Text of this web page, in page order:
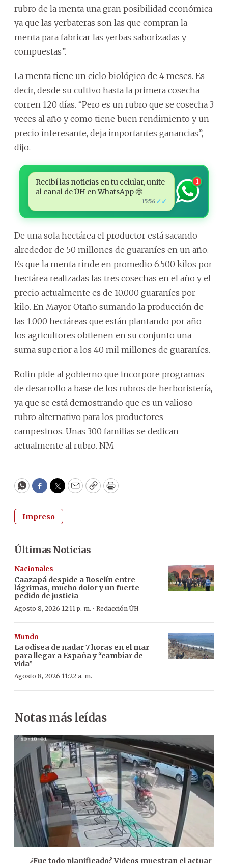
rubro de la menta una gran posibilidad económica
ya que las yerbateras son las que compran la
menta para fabricar las yerbas saborizadas y
compuestas”.
La menta tiene un ciclo biológico de 4 meses. Es
decir, desde su cultivo hasta la primera cosecha
corren 120 días. “Pero es un rubro que se cosecha 3
veces al año y como tiene buen rendimiento y un
precio interesante, deja importantes ganancias”,
dijo.
Recibí las noticias en tu celular, unite
al canal de ÚH en WhatsApp 🤩
15:56 ✓✓
1
De una sola hectárea el productor está sacando
alrededor de 50 millones de guaraníes en un año.
Es que la menta rinde en promedio 6.500 kilos por
hectárea realizadas las tres cosechas en el año y el
precio actualmente es de 10.000 guaraníes por
kilo. En Mayor Otaño sumando la producción de
las 1.000 hectáreas que están plantando por año
los agricultores obtienen en su conjunto una
suma superior a los 40 mil millones de guaraníes.
Rolin pide al gobierno que incorpore programas
de desarrollo a base de los rubros de herboristería,
ya que se está demostrando que es un valioso
rubro alternativo para los productores
campesinos. Unas 300 familias se dedican
actualmente al rubro. NM
WhatsApp
Facebook
Twitter
EmailCopyPrint
Impreso
Últimas Noticias
Nacionales
Caazapá despide a Roselín entre
lágrimas, mucho dolor y un fuerte
pedido de justicia
Agosto 8, 2026 12:11 p. m. · Redacción ÚH
Mundo
La odisea de nadar 7 horas en el mar
para llegar a España y “cambiar de
vida”
Agosto 8, 2026 11:22 a. m.
Notas más leídas
¿Fue todo planificado? Videos muestran el actuar